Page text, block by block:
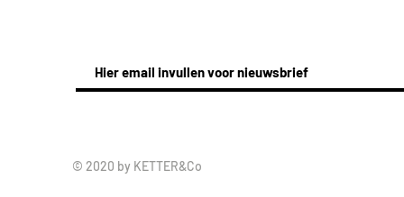
© 2020 by KETTER&Co